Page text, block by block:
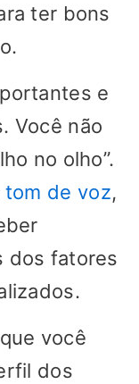
ter bons
e
Você não
no olho”.
tom de voz,
dos fatores
você
dos